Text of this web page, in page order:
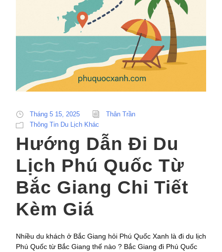
Tháng 5 15, 2025
Thân Trần
Thông Tin Du Lịch Khác
Hướng Dẫn Đi Du
Lịch Phú Quốc Từ
Bắc Giang Chi Tiết
Kèm Giá
Nhiều du khách ở Bắc Giang hỏi Phú Quốc Xanh là đi du lịch
Phú Quốc từ Bắc Giang thế nào ? Bắc Giang đi Phú Quốc